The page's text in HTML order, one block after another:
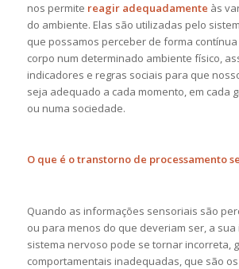
nos permite reagir adequadamente às
do ambiente. Elas são utilizadas pelo
que possamos perceber de forma
corpo num determinado ambiente físico,
indicadores e regras sociais para que
seja adequado a cada momento, em cada
ou numa sociedade.
O que é o transtorno de processamento
Quando as informações sensoriais são
ou para menos do que deveriam ser, a sua
sistema nervoso pode se tornar incorreta,
comportamentais inadequadas, que são os